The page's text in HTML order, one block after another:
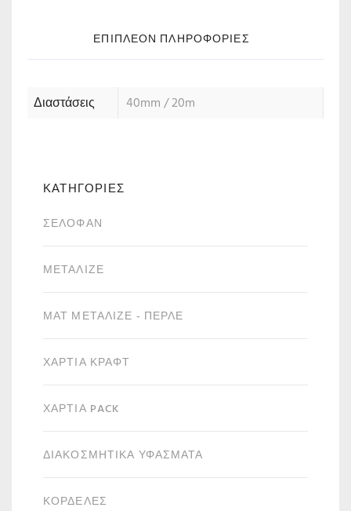
ΕΠΙΠΛΈΟΝ ΠΛΗΡΟΦΟΡΊΕΣ
Διαστάσεις 40mm / 20m
ΚΑΤΗΓΟΡΙΕΣ
ΣΕΛΟΦΆΝ
ΜΕΤΑΛΙΖΈ
ΜΑΤ ΜΕΤΑΛΙΖΈ - ΠΕΡΛΈ
ΧΑΡΤΙΆ ΚΡΑΦΤ
ΧΑΡΤΙΆ PACK
ΔΙΑΚΟΣΜΗΤΙΚΆ ΥΦΆΣΜΑΤΑ
ΚΟΡΔΈΛΕΣ